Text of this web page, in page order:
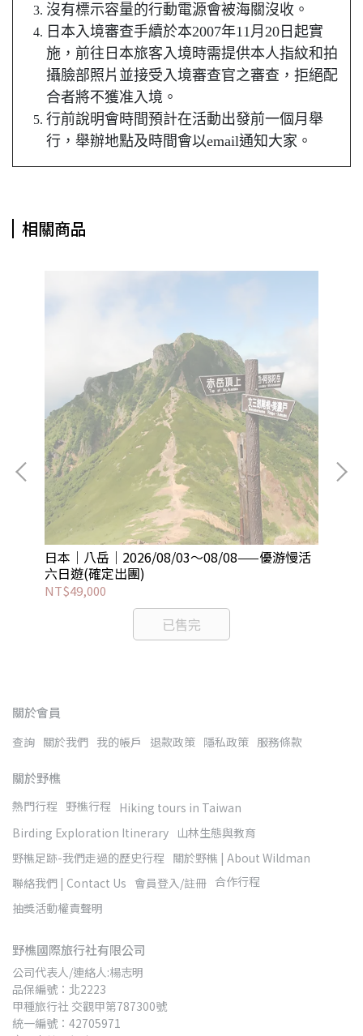
沒有標示容量的行動電源會被海關沒收。
日本入境審查手續於本2007年11月20日起實
施，前往日本旅客入境時需提供本人指紋和拍
攝臉部照片並接受入境審查官之審查，拒絕配
合者將不獲准入境。
行前說明會時間預計在活動出發前一個月舉
行，舉辦地點及時間會以email通知大家。
相關商品
日本｜八岳｜2026/08/03～08/08——優游慢活
六日遊(確定出團)
NT$49,000
已售完
關於會員
查詢 關於我們 我的帳戶 退款政策 隱私政策 服務條款
關於野樵
熱門行程 野樵行程 Hiking tours in Taiwan
Birding Exploration Itinerary 山林生態與教育
野樵足跡-我們走過的歷史行程 關於野樵 | About Wildman
聯絡我們 | Contact Us 會員登入/註冊 合作行程
抽獎活動權責聲明
野樵國際旅行社有限公司
公司代表人/連絡人:楊志明
品保編號：北2223
甲種旅行社 交觀甲第787300號
統一編號：42705971